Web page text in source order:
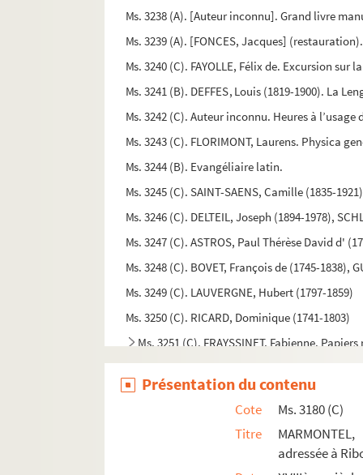
Ms. 3238 (A). [Auteur inconnu]. Grand livre
Ms. 3239 (A). [FONCES, Jacques]
Ms. 3240 (C). FAYOLLE, Félix de. Excursion sur
Ms. 3241 (B). DEFFES, Louis (1819-1900). La
Ms. 3242 (C). Auteur inconnu. Heures à l’usage
Ms. 3243 (C). FLORIMONT, Laurens. Physica
Ms. 3244 (B). Evangéliaire latin.
Ms. 3245 (C). SAINT-SAENS, Camille (1835-
Ms. 3246 (C). DELTEIL, Joseph (1894-1978),
Ms. 3247 (C). ASTROS, Paul Thérèse David d'
Ms. 3248 (C). BOVET, François de (1745-1838),
Ms. 3249 (C). LAUVERGNE, Hubert (1797-1859)
Ms. 3250 (C). RICARD, Dominique (1741-1803)
Ms. 3251 (C). FRAYSSINET, Fabienne.
Ms. 3252 (C). Haute-Garonne. Préfecture.
Ms. 3253 (C). Election d’Agen. Texte avec
Ms. 3254 (C). FELIX DU MUY, Jean-Baptiste
Ms. 3255 (C). AZAÏS, Pierre (1812-1889). Lettre
Présentation du contenu
Cote
Ms. 3180 (C)
Titre
adressée à